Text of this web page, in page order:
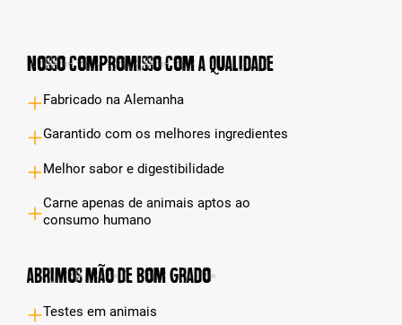
Nosso compromisso com a qualidade
Fabricado na Alemanha
Garantido com os melhores ingredientes
Melhor sabor e digestibilidade
Carne apenas de animais aptos ao
consumo humano
Abrimos mão de bom grado
Testes em animais